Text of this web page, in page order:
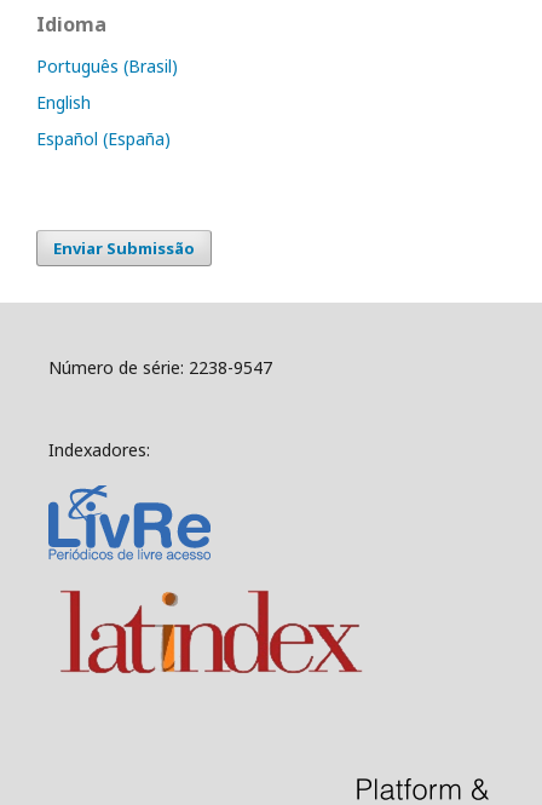
Idioma
Português (Brasil)
English
Español (España)
Enviar Submissão
Número de série: 2238-9547
Indexadores: